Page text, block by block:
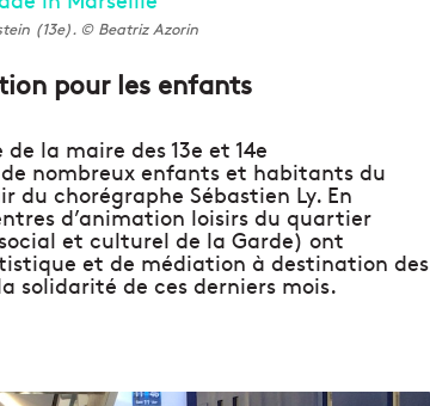
(13e). © Beatriz Azorin
pour les enfants
la maire des 13e et 14e
nombreux enfants et habitants du
du chorégraphe Sébastien Ly. En
d’animation loisirs du quartier
et culturel de la Garde) ont
et de médiation à destination des
solidarité de ces derniers mois.